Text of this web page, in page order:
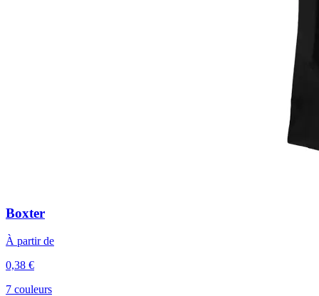
Boxter
À partir de
0,38 €
7 couleurs